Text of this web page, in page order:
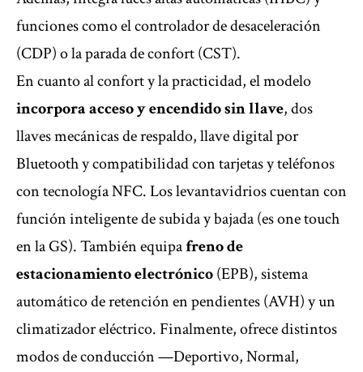
funciones como el controlador de desaceleración
(CDP) o la parada de confort (CST).
En cuanto al confort y la practicidad, el modelo
incorpora acceso y encendido sin llave, dos
llaves mecánicas de respaldo, llave digital por
Bluetooth y compatibilidad con tarjetas y teléfonos
con tecnología NFC. Los levantavidrios cuentan con
función inteligente de subida y bajada (es one touch
en la GS). También equipafreno de
estacionamiento electrónico(EPB), sistema
automático de retención en pendientes (AVH) y un
climatizador eléctrico. Finalmente, ofrece distintos
modos de conducción —Deportivo, Normal,